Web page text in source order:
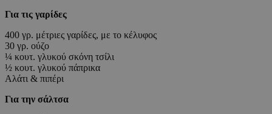
Για τις γαρίδες
400 γρ. μέτριες γαρίδες, με το κέλυφος
30 γρ. ούζο
¼ κoυτ. γλυκού σκόνη τσίλι
½ κουτ. γλυκού πάπρικα
Αλάτι & πιπέρι
Για την σάλτσα